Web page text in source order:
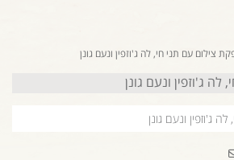
עם תני חי, לה ג'וזפין ונעם גונן
ג'וזפין ונעם גונן